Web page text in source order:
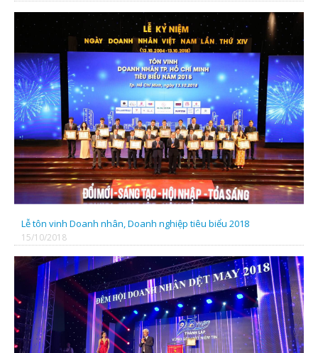
Lễ tôn vinh Doanh nhân, Doanh nghiệp tiêu biểu 2018
15/10/2018
CÔNG TY CỔ PHẦN ĐẦU TƯ ĐIỆN XANH